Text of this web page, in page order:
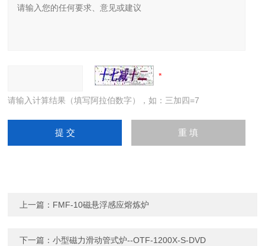
请输入计算结果（填写阿拉伯数字），如：三加四=7
上一篇： FMF-10磁悬浮感应熔炼炉
下一篇：小型磁力滑动管式炉--OTF-1200X-S-DVD